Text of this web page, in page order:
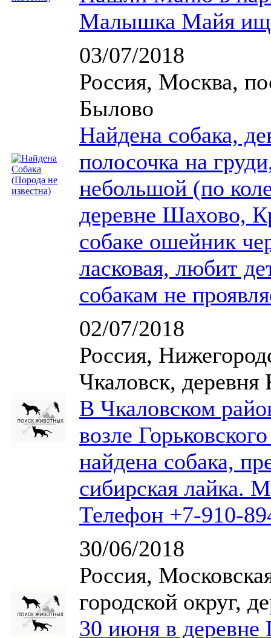
Малышка Майя
03/07/2018
Россия, Москва,
Былово
Найдена собака,
полосочка на
небольшой (по
деревне Шахово,
собаке ошейник
ласковая, любит
собакам не
02/07/2018
Россия,
Чкаловск,
В Чкаловском
возле
найдена собака,
сибирская лайка.
Телефон +7-910-
30/06/2018
Россия,
городской округ,
30 июня в деревне